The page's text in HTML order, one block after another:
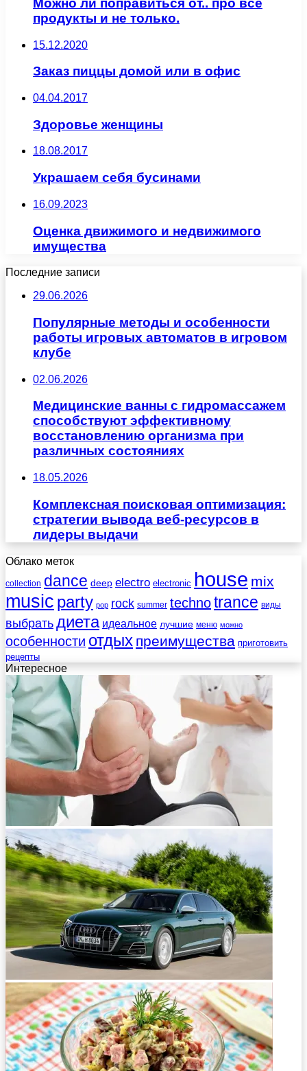
Можно ли поправиться от.. про все
продукты и не только.
15.12.2020
Заказ пиццы домой или в офис
04.04.2017
Здоровье женщины
18.08.2017
Украшаем себя бусинами
16.09.2023
Оценка движимого и недвижимого
имущества
Последние записи
29.06.2026
Популярные методы и особенности
работы игровых автоматов в игровом
клубе
02.06.2026
Медицинские ванны с гидромассажем
способствуют эффективному
восстановлению организма при
различных состояниях
18.05.2026
Комплексная поисковая оптимизация:
стратегии вывода веб-ресурсов в
лидеры выдачи
Облако меток
collection dance deep electro electronic house mix
music party pop rock summer technotrance виды
выбратьдиета идеальное лучшие меню можно
особенности отдых преимущества приготовить
рецепты
Интересное